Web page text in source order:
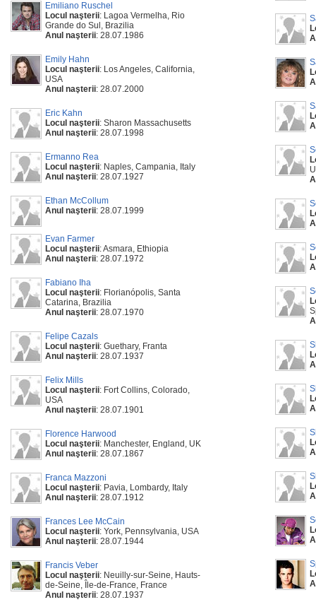
Emiliano Ruschel
Locul naşterii: Lagoa Vermelha, Rio
Grande do Sul, Brazilia
Anul naşterii: 28.07.1986
Emily Hahn
Locul naşterii: Los Angeles, California,
USA
Anul naşterii: 28.07.2000
Eric Kahn
Locul naşterii: Sharon Massachusetts
Anul naşterii: 28.07.1998
Ermanno Rea
Locul naşterii: Naples, Campania, Italy
Anul naşterii: 28.07.1927
Ethan McCollum
Anul naşterii: 28.07.1999
Evan Farmer
Locul naşterii: Asmara, Ethiopia
Anul naşterii: 28.07.1972
Fabiano Iha
Locul naşterii: Florianópolis, Santa
Catarina, Brazilia
Anul naşterii: 28.07.1970
Felipe Cazals
Locul naşterii: Guethary, Franta
Anul naşterii: 28.07.1937
Felix Mills
Locul naşterii: Fort Collins, Colorado,
USA
Anul naşterii: 28.07.1901
Florence Harwood
Locul naşterii: Manchester, England, UK
Anul naşterii: 28.07.1867
Franca Mazzoni
Locul naşterii: Pavia, Lombardy, Italy
Anul naşterii: 28.07.1912
Frances Lee McCain
Locul naşterii: York, Pennsylvania, USA
Anul naşterii: 28.07.1944
Francis Veber
Locul naşterii: Neuilly-sur-Seine, Hauts-
de-Seine, Île-de-France, France
Anul naşterii: 28.07.1937